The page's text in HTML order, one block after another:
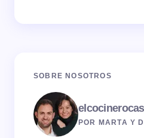
SOBRE NOSOTROS
POR MARTA Y